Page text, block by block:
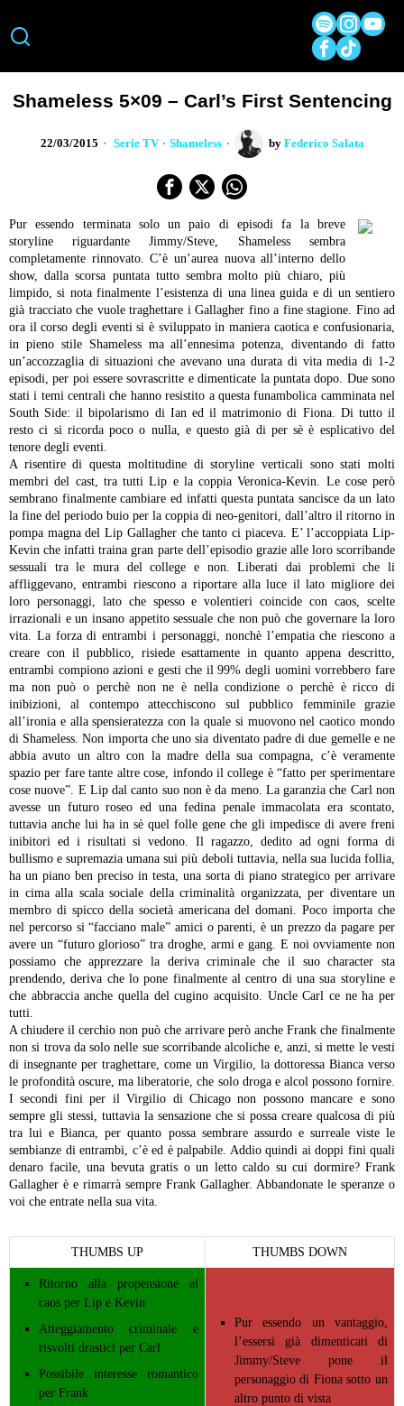
Shameless 5×09 – Carl’s First Sentencing
22/03/2015 Serie TV · Shameless by Federico Salata
Pur essendo terminata solo un paio di episodi fa la breve
storyline riguardante Jimmy/Steve, Shameless sembra
completamente rinnovato. C’è un’aurea nuova all’interno dello
show, dalla scorsa puntata tutto sembra molto più chiaro, più
limpido, si nota finalmente l’esistenza di una linea guida e di un sentiero
già tracciato che vuole traghettare i Gallagher fino a fine stagione. Fino ad
ora il corso degli eventi si è sviluppato in maniera caotica e confusionaria,
in pieno stile Shameless ma all’ennesima potenza, diventando di fatto
un’accozzaglia di situazioni che avevano una durata di vita media di 1-2
episodi, per poi essere sovrascritte e dimenticate la puntata dopo. Due sono
stati i temi centrali che hanno resistito a questa funambolica camminata nel
South Side: il bipolarismo di Ian ed il matrimonio di Fiona. Di tutto il
resto ci si ricorda poco o nulla, e questo già di per sè è esplicativo del
tenore degli eventi.
A risentire di questa moltitudine di storyline verticali sono stati molti
membri del cast, tra tutti Lip e la coppia Veronica-Kevin. Le cose però
sembrano finalmente cambiare ed infatti questa puntata sancisce da un lato
la fine del periodo buio per la coppia di neo-genitori, dall’altro il ritorno in
pompa magna del Lip Gallagher che tanto ci piaceva. E’ l’accoppiata Lip-
Kevin che infatti traina gran parte dell’episodio grazie alle loro scorribande
sessuali tra le mura del college e non. Liberati dai problemi che li
affliggevano, entrambi riescono a riportare alla luce il lato migliore dei
loro personaggi, lato che spesso e volentieri coincide con caos, scelte
irrazionali e un insano appetito sessuale che non può che governare la loro
vita. La forza di entrambi i personaggi, nonchè l’empatia che riescono a
creare con il pubblico, risiede esattamente in quanto appena descritto,
entrambi compiono azioni e gesti che il 99% degli uomini vorrebbero fare
ma non può o perchè non ne è nella condizione o perchè è ricco di
inibizioni, al contempo attecchiscono sul pubblico femminile grazie
all’ironia e alla spensieratezza con la quale si muovono nel caotico mondo
di Shameless. Non importa che uno sia diventato padre di due gemelle e ne
abbia avuto un altro con la madre della sua compagna, c’è veramente
spazio per fare tante altre cose, infondo il college è “fatto per sperimentare
cose nuove”. E Lip dal canto suo non è da meno. La garanzia che Carl non
avesse un futuro roseo ed una fedina penale immacolata era scontato,
tuttavia anche lui ha in sè quel folle gene che gli impedisce di avere freni
inibitori ed i risultati si vedono. Il ragazzo, dedito ad ogni forma di
bullismo e supremazia umana sui più deboli tuttavia, nella sua lucida follia,
ha un piano ben preciso in testa, una sorta di piano strategico per arrivare
in cima alla scala sociale della criminalità organizzata, per diventare un
membro di spicco della società americana del domani. Poco importa che
nel percorso si “facciano male” amici o parenti, è un prezzo da pagare per
avere un “futuro glorioso” tra droghe, armi e gang. E noi ovviamente non
possiamo che apprezzare la deriva criminale che il suo character sta
prendendo, deriva che lo pone finalmente al centro di una sua storyline e
che abbraccia anche quella del cugino acquisito. Uncle Carl ce ne ha per
tutti.
A chiudere il cerchio non può che arrivare però anche Frank che finalmente
non si trova da solo nelle sue scorribande alcoliche e, anzi, si mette le vesti
di insegnante per traghettare, come un Virgilio, la dottoressa Bianca verso
le profondità oscure, ma liberatorie, che solo droga e alcol possono fornire.
I secondi fini per il Virgilio di Chicago non possono mancare e sono
sempre gli stessi, tuttavia la sensazione che si possa creare qualcosa di più
tra lui e Bianca, per quanto possa sembrare assurdo e surreale viste le
sembianze di entrambi, c’è ed è palpabile. Addio quindi ai doppi fini quali
denaro facile, una bevuta gratis o un letto caldo su cui dormire? Frank
Gallagher è e rimarrà sempre Frank Gallagher. Abbandonate le speranze o
voi che entrate nella sua vita.
THUMBS UP THUMBS DOWN
Ritorno alla propensione al
caos per Lip e Kevin
Atteggiamento criminale e
risvolti drastici per Carl
Possibile interesse romantico
per Frank
Pur essendo un vantaggio,
l’essersi già dimenticati di
Jimmy/Steve pone il
personaggio di Fiona sotto un
altro punto di vista